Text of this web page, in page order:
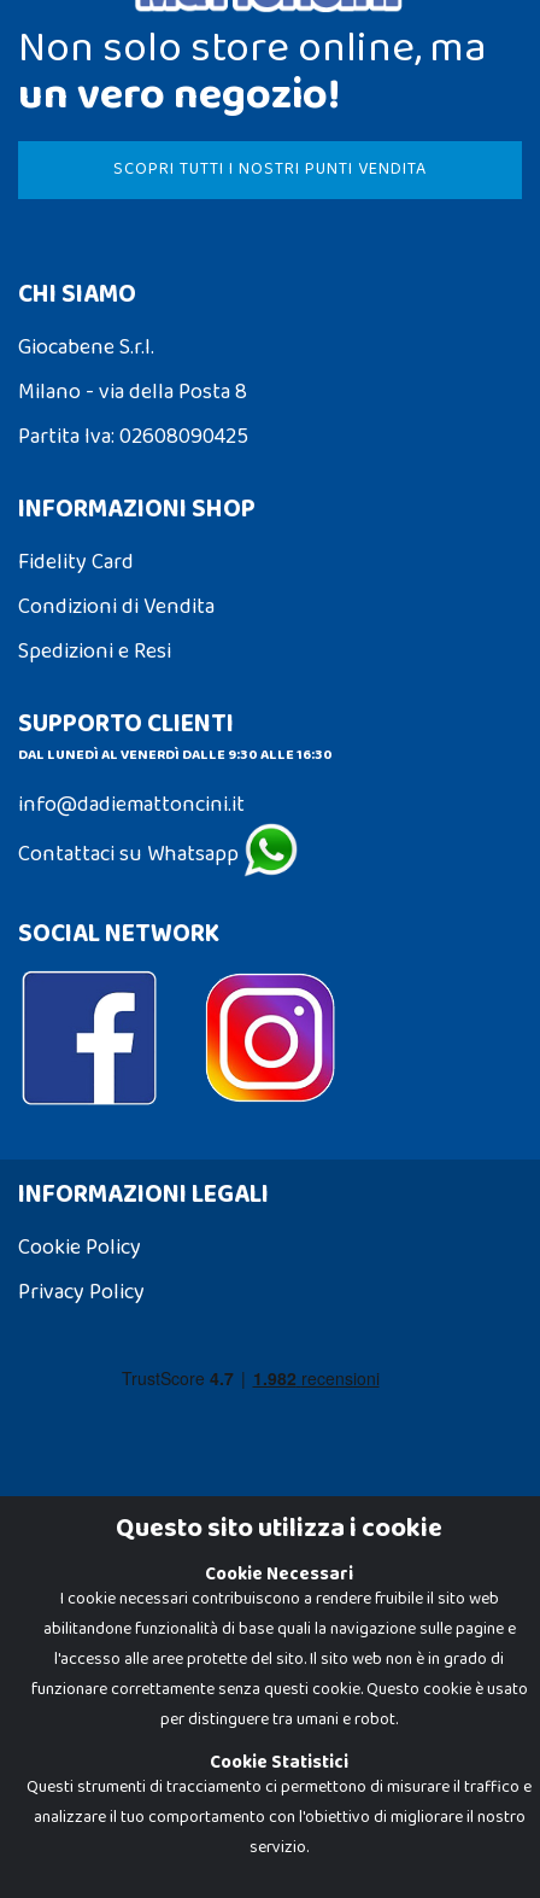
Non solo store online, ma
un vero negozio!
SCOPRI TUTTI I NOSTRI PUNTI VENDITA
CHI SIAMO
Giocabene S.r.l.
Milano - via della Posta 8
Partita Iva: 02608090425
INFORMAZIONI SHOP
Fidelity Card
Condizioni di Vendita
Spedizioni e Resi
SUPPORTO CLIENTI
DAL LUNEDÌ AL VENERDÌ DALLE 9:30 ALLE 16:30
info@dadiemattoncini.it
Contattaci su Whatsapp
SOCIAL NETWORK
INFORMAZIONI LEGALI
Cookie Policy
Privacy Policy
Dadi e Mattoncini è un brand di Giocabene Srl. Ogni riproduzione o utilizzo non
espressamente autorizzato è severamente vietato. Tutti i loghi, marchi,
brand elencati nel presente shop sono di proprietà dei rispettivi titolari.
I prezzi e le promozioni pubblicate potrebbero differire da quanto esposto in
negozio.
Giocabene Srl - via della Posta 8, 20123 Milano (MI)
P.IVA 02608090425 - REA AN201199 - C.S. 10.000 i.v.
Questo sito utilizza i cookie
Cookie Necessari
I cookie necessari contribuiscono a rendere fruibile il sito web
abilitandone funzionalità di base quali la navigazione sulle pagine e
l'accesso alle aree protette del sito. Il sito web non è in grado di
funzionare correttamente senza questi cookie. Questo cookie è usato
per distinguere tra umani e robot.
Cookie Statistici
Questi strumenti di tracciamento ci permettono di misurare il traffico e
analizzare il tuo comportamento con l'obiettivo di migliorare il nostro
servizio.